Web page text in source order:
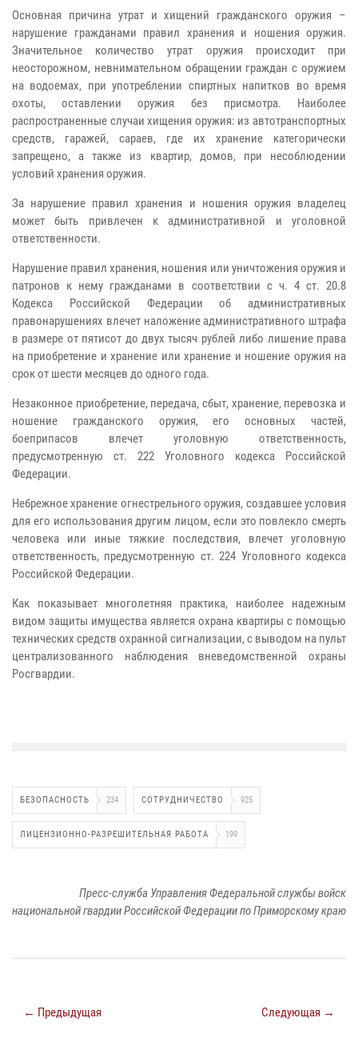
Основная причина утрат и хищений гражданского оружия –
нарушение гражданами правил хранения и ношения оружия.
Значительное количество утрат оружия происходит при
неосторожном, невнимательном обращении граждан с оружием
на водоемах, при употреблении спиртных напитков во время
охоты, оставлении оружия без присмотра. Наиболее
распространенные случаи хищения оружия: из автотранспортных
средств, гаражей, сараев, где их хранение категорически
запрещено, а также из квартир, домов, при несоблюдении
условий хранения оружия.
За нарушение правил хранения и ношения оружия владелец
может быть привлечен к административной и уголовной
ответственности.
Нарушение правил хранения, ношения или уничтожения оружия и
патронов к нему гражданами в соответствии с ч. 4 ст. 20.8
Кодекса Российской Федерации об административных
правонарушениях влечет наложение административного штрафа
в размере от пятисот до двух тысяч рублей либо лишение права
на приобретение и хранение или хранение и ношение оружия на
срок от шести месяцев до одного года.
Незаконное приобретение, передача, сбыт, хранение, перевозка и
ношение гражданского оружия, его основных частей,
боеприпасов влечет уголовную ответственность,
предусмотренную ст. 222 Уголовного кодекса Российской
Федерации.
Небрежное хранение огнестрельного оружия, создавшее условия
для его использования другим лицом, если это повлекло смерть
человека или иные тяжкие последствия, влечет уголовную
ответственность, предусмотренную ст. 224 Уголовного кодекса
Российской Федерации.
Как показывает многолетняя практика, наиболее надежным
видом защиты имущества является охрана квартиры с помощью
технических средств охранной сигнализации, с выводом на пульт
централизованного наблюдения вневедомственной охраны
Росгвардии.
БЕЗОПАСНОСТЬ 234 СОТРУДНИЧЕСТВО 925
ЛИЦЕНЗИОННО-РАЗРЕШИТЕЛЬНАЯ РАБОТА 199
Пресс-служба Управления Федеральной службы войск
национальной гвардии Российской Федерации по Приморскому краю
← Предыдущая Следующая →